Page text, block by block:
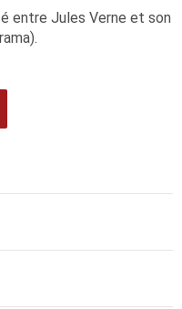
entre Jules Verne et son